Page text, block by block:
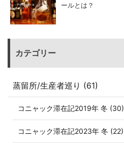
ールとは？
カテゴリー
蒸留所/生産者巡り (61)
コニャック滞在記2019年 冬 (30)
コニャック滞在記2023年 冬 (22)